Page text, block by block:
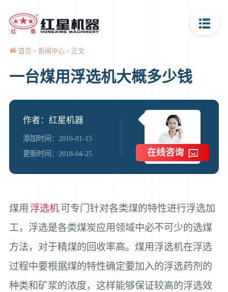
首页 新闻中心 正文
一台煤用浮选机大概多少钱
作者：红星机器
添加时间：2016-01-15
更新时间：2018-04-25
在线咨询
煤用 浮选机 可专门针对各类煤的特性进行浮选加
工，浮选是各类煤炭应用领域中必不可少的选煤
方法，对于精煤的回收率高。煤用浮选机在浮选
过程中要根据煤的特性确定要加入的浮选药剂的
种类和矿浆的浓度，这样能够保证较高的浮选效